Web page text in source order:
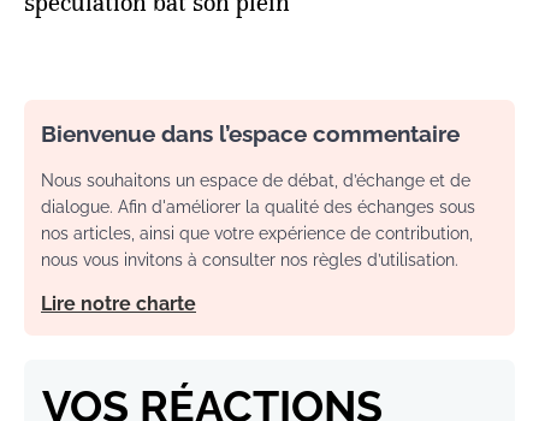
Bienvenue dans l’espace commentaire
Nous souhaitons un espace de débat, d’échange et de
dialogue. Afin d'améliorer la qualité des échanges sous
nos articles, ainsi que votre expérience de contribution,
nous vous invitons à consulter nos règles d’utilisation.
Lire notre charte
VOS RÉACTIONS